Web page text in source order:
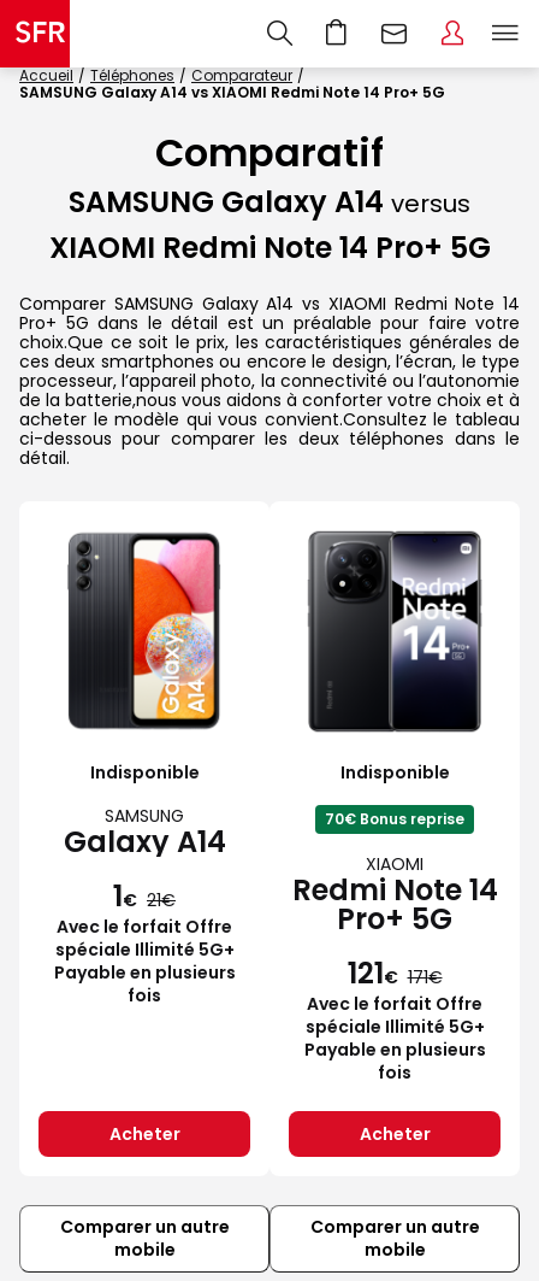
Accueil Téléphones
Comparateur
SAMSUNG Galaxy A14 vs XIAOMI Redmi Note 14 Pro+ 5G
Comparatif
SAMSUNG Galaxy A14 versus
XIAOMI Redmi Note 14 Pro+ 5G
Comparer SAMSUNG Galaxy A14 vs XIAOMI Redmi Note 14
Pro+ 5G dans le détail est un préalable pour faire votre
choix.Que ce soit le prix, les caractéristiques générales de
ces deux smartphones ou encore le design, l’écran, le type
processeur, l’appareil photo, la connectivité ou l’autonomie
de la batterie,nous vous aidons à conforter votre choix et à
acheter le modèle qui vous convient.Consultez le tableau
ci-dessous pour comparer les deux téléphones dans le
détail.
Indisponible
SAMSUNG
Galaxy A14
1€ 21
Avec le forfait Offre
spéciale Illimité 5G+
Payable en plusieurs
fois
Acheter
Indisponible
70€ Bonus reprise
XIAOMI
Redmi Note 14
Pro+ 5G
121€ 171
Avec le forfait Offre
spéciale Illimité 5G+
Payable en plusieurs
fois
Acheter
Comparer un autre
mobile
Comparer un autre
mobile